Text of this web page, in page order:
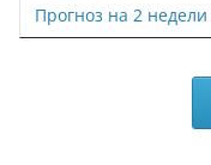
Прогноз на 2 недели